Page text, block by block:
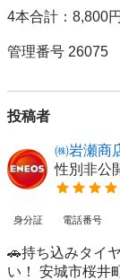
4本合計：8,800
管理番号 26075
投稿者
㈱岩瀬商
性別非公
身分証 電話番号
🚗持ち込みタイ
い！ 安城市桜井